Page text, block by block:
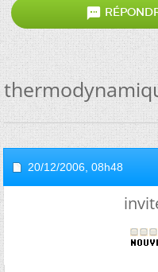

20/12/2006, 08h48